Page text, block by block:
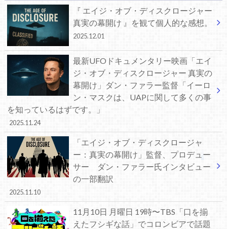
『 エイジ・オブ・ディスクロージャー
真実の幕開け 』を観て個人的な感想。
2025.12.01
最新UFOドキュメンタリー映画「エイ
ジ・オブ・ディスクロージャー 真実の
幕開け」ダン・ファラー監督「イーロ
ン・マスクは、UAPに関して多くの事
を知っているはずです。」
2025.11.24
「エイジ・オブ・ディスクロージャ
ー：真実の幕開け」監督、プロデュー
サー ダン・ファラー氏インタビュー
の一部翻訳
2025.11.10
11月10日 月曜日 19時〜TBS「口を揃
えたフシギな話」でコロンビアで話題